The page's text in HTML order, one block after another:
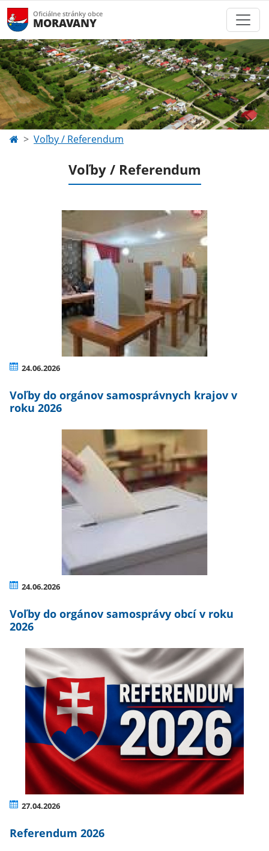
Oficiálne stránky obce
MORAVANY
Voľby / Referendum
Voľby / Referendum
24.06.2026
Voľby do orgánov samosprávnych krajov v
roku 2026
24.06.2026
Voľby do orgánov samosprávy obcí v roku
2026
27.04.2026
Referendum 2026